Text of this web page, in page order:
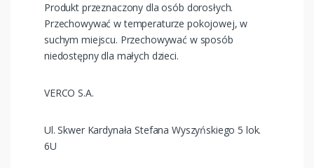
Produkt przeznaczony dla osób dorosłych.
Przechowywać w temperaturze pokojowej, w
suchym miejscu. Przechowywać w sposób
niedostępny dla małych dzieci.
VERCO S.A.
Ul. Skwer Kardynała Stefana Wyszyńskiego 5 lok.
6U